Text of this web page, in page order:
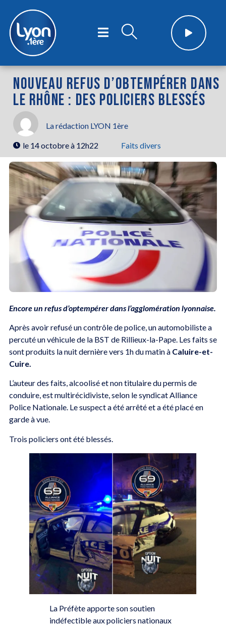
NOUVEAU REFUS D’OBTEMPÉRER DANS
LE RHÔNE : DES POLICIERS BLESSÉS
La rédaction LYON 1ère
le 14 octobre à 12h22 Faits divers
Encore un refus d’optempérer dans l’agglomération lyonnaise.
Après avoir refusé un contrôle de police, un automobiliste a
percuté un véhicule de la BST de Rillieux-la-Pape. Les faits se
sont produits la nuit dernière vers 1h du matin à Caluire-et-
Cuire.
L’auteur des faits, alcoolisé et non titulaire du permis de
conduire, est multirécidiviste, selon le syndicat Alliance
Police Nationale. Le suspect a été arrêté et a été placé en
garde à vue.
Trois policiers ont été blessés.
La Préfète apporte son soutien
indéfectible aux policiers nationaux